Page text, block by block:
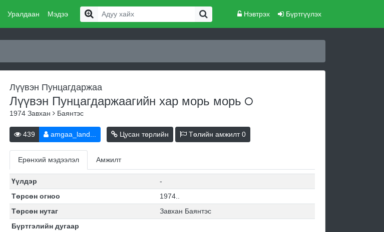
Уралдаан Мэдээ Нэвтрэх Бүртгүүлэх
Лүүвэн Пунцагдаржаа
Лүүвэн Пунцагдаржаагийн хар морь морь
1974 Завхан Баянтэс
439 amgaa_land... Цусан төрлийн Төлийн амжилт0
Ерөнхий мэдээлэл Амжилт
Үүлдэр
-
Төрсөн огноо
1974..
Төрсөн нутаг
Завхан Баянтэс
Бүртгэлийн дугаар